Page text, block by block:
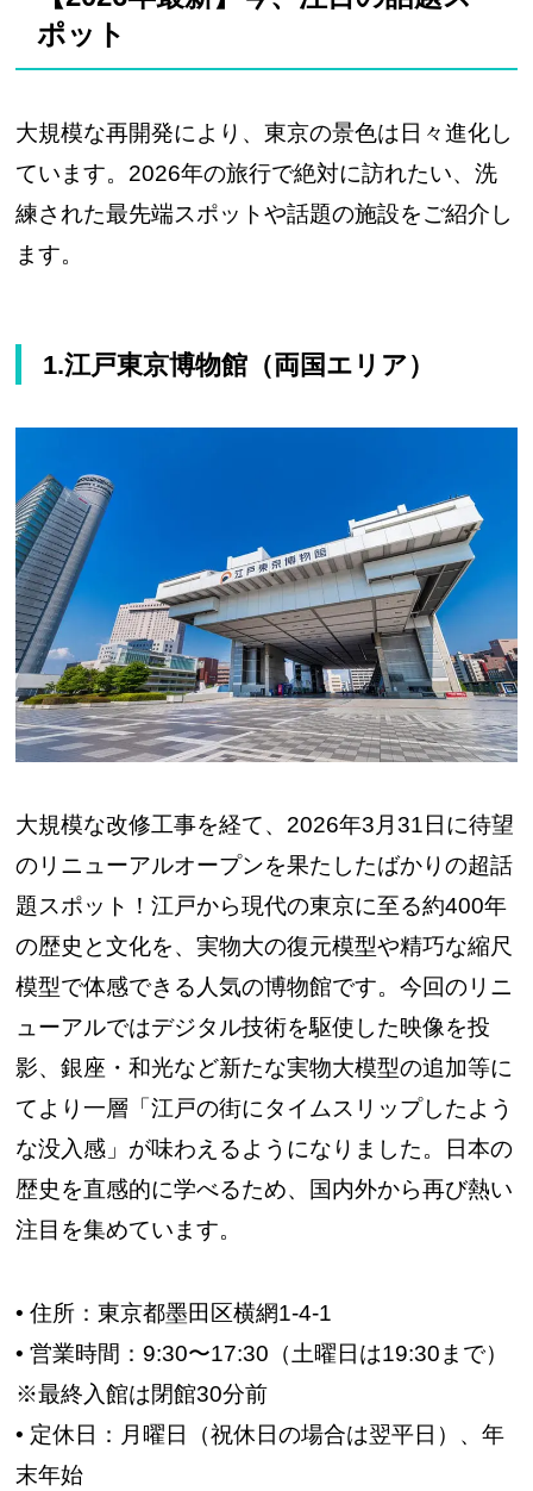
ポット
大規模な再開発により、東京の景色は日々進化し
ています。2026年の旅行で絶対に訪れたい、洗
練された最先端スポットや話題の施設をご紹介し
ます。
1.江戸東京博物館（両国エリア）
大規模な改修工事を経て、2026年3月31日に待望
のリニューアルオープンを果たしたばかりの超話
題スポット！江戸から現代の東京に至る約400年
の歴史と文化を、実物大の復元模型や精巧な縮尺
模型で体感できる人気の博物館です。今回のリニ
ューアルではデジタル技術を駆使した映像を投
影、銀座・和光など新たな実物大模型の追加等に
てより一層「江戸の街にタイムスリップしたよう
な没入感」が味わえるようになりました。日本の
歴史を直感的に学べるため、国内外から再び熱い
注目を集めています。
• 住所：東京都墨田区横網1-4-1
• 営業時間：9:30〜17:30（土曜日は19:30まで）
※最終入館は閉館30分前
• 定休日：月曜日（祝休日の場合は翌平日）、年
末年始